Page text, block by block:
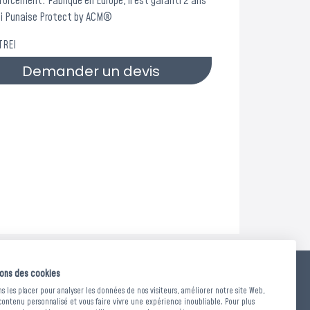
Protect by ACM®
Demander un devis
? Les bons de commande
du dispositif exceptionnel.
des cookies
les placer pour analyser les données de nos visiteurs, améliorer notre site Web,
personnalisé et vous faire vivre une expérience inoubliable. Pour plus